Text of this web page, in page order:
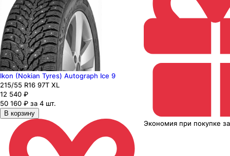
Ikon (Nokian Tyres) Autograph Ice 9
215/55 R16 97T XL
12 540 ₽
50 160 ₽ за 4 шт.
В корзину
Экономия при покупке